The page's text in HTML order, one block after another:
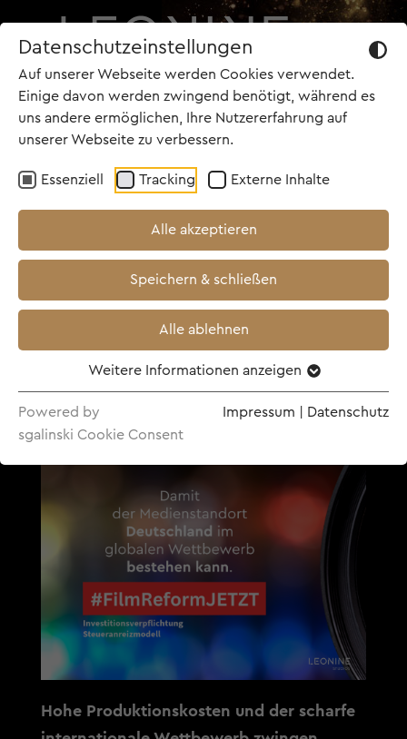
Datenschutzeinstellungen
Auf unserer Webseite werden Cookies verwendet.
Einige davon werden zwingend benötigt, während es
uns andere ermöglichen, Ihre Nutzererfahrung auf
unserer Webseite zu verbessern.
Essenziell Tracking Externe Inhalte
Alle akzeptieren
Speichern & schließen
Alle ablehnen
Weitere Informationen anzeigen
Powered by
sgalinski Cookie Consent
Impressum Datenschutz
TOP NEWS
#FilmReformJETZT -
Warum Deutschland ein
Steueranreizmodell für
die Medienbranche
braucht
Hohe Produktionskosten und der scharfe